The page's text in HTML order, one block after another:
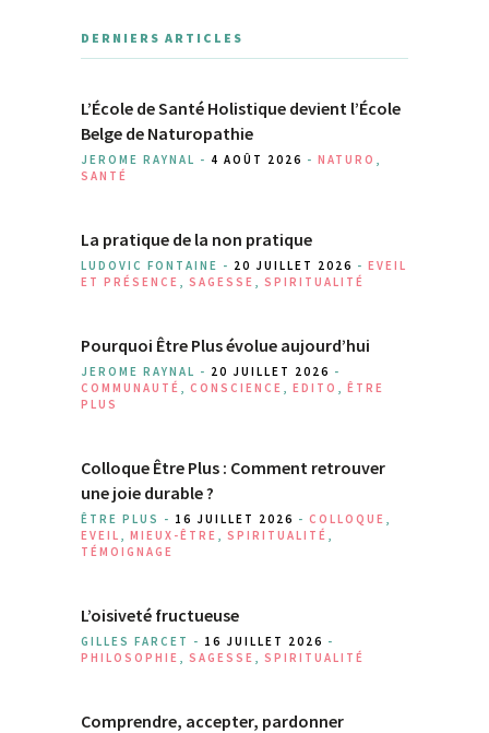
DERNIERS ARTICLES
L’École de Santé Holistique devient l’École
Belge de Naturopathie
JEROME RAYNAL - 4 AOÛT 2026 - NATURO ,
SANTÉ
La pratique de la non pratique
LUDOVIC FONTAINE - 20 JUILLET 2026 - EVEIL
ET PRÉSENCE , SAGESSE , SPIRITUALITÉ
Pourquoi Être Plus évolue aujourd’hui
JEROME RAYNAL - 20 JUILLET 2026 -
COMMUNAUTÉ , CONSCIENCE , EDITO , ÊTRE
PLUS
Colloque Être Plus : Comment retrouver
une joie durable ?
ÊTRE PLUS - 16 JUILLET 2026 - COLLOQUE ,
EVEIL , MIEUX-ÊTRE , SPIRITUALITÉ ,
TÉMOIGNAGE
L’oisiveté fructueuse
GILLES FARCET - 16 JUILLET 2026 -
PHILOSOPHIE , SAGESSE , SPIRITUALITÉ
Comprendre, accepter, pardonner